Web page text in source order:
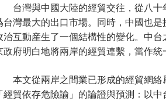
台灣與中國大陸的經貿交往，從八
台灣最大的出口市場。同時，中國也
治互動産生了一個結構性的變化。中
政府明白地將兩岸的經貿連繫，當作
本文從兩岸之間業已形成的經貿網
經貿依存危險諭」的論證與預測：以